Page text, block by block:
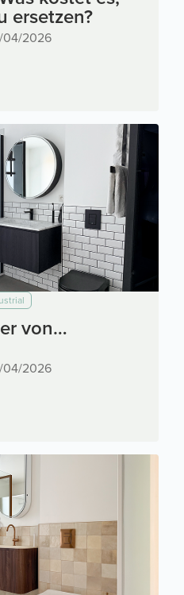
ersetzen?
04/2026
von…
04/2026